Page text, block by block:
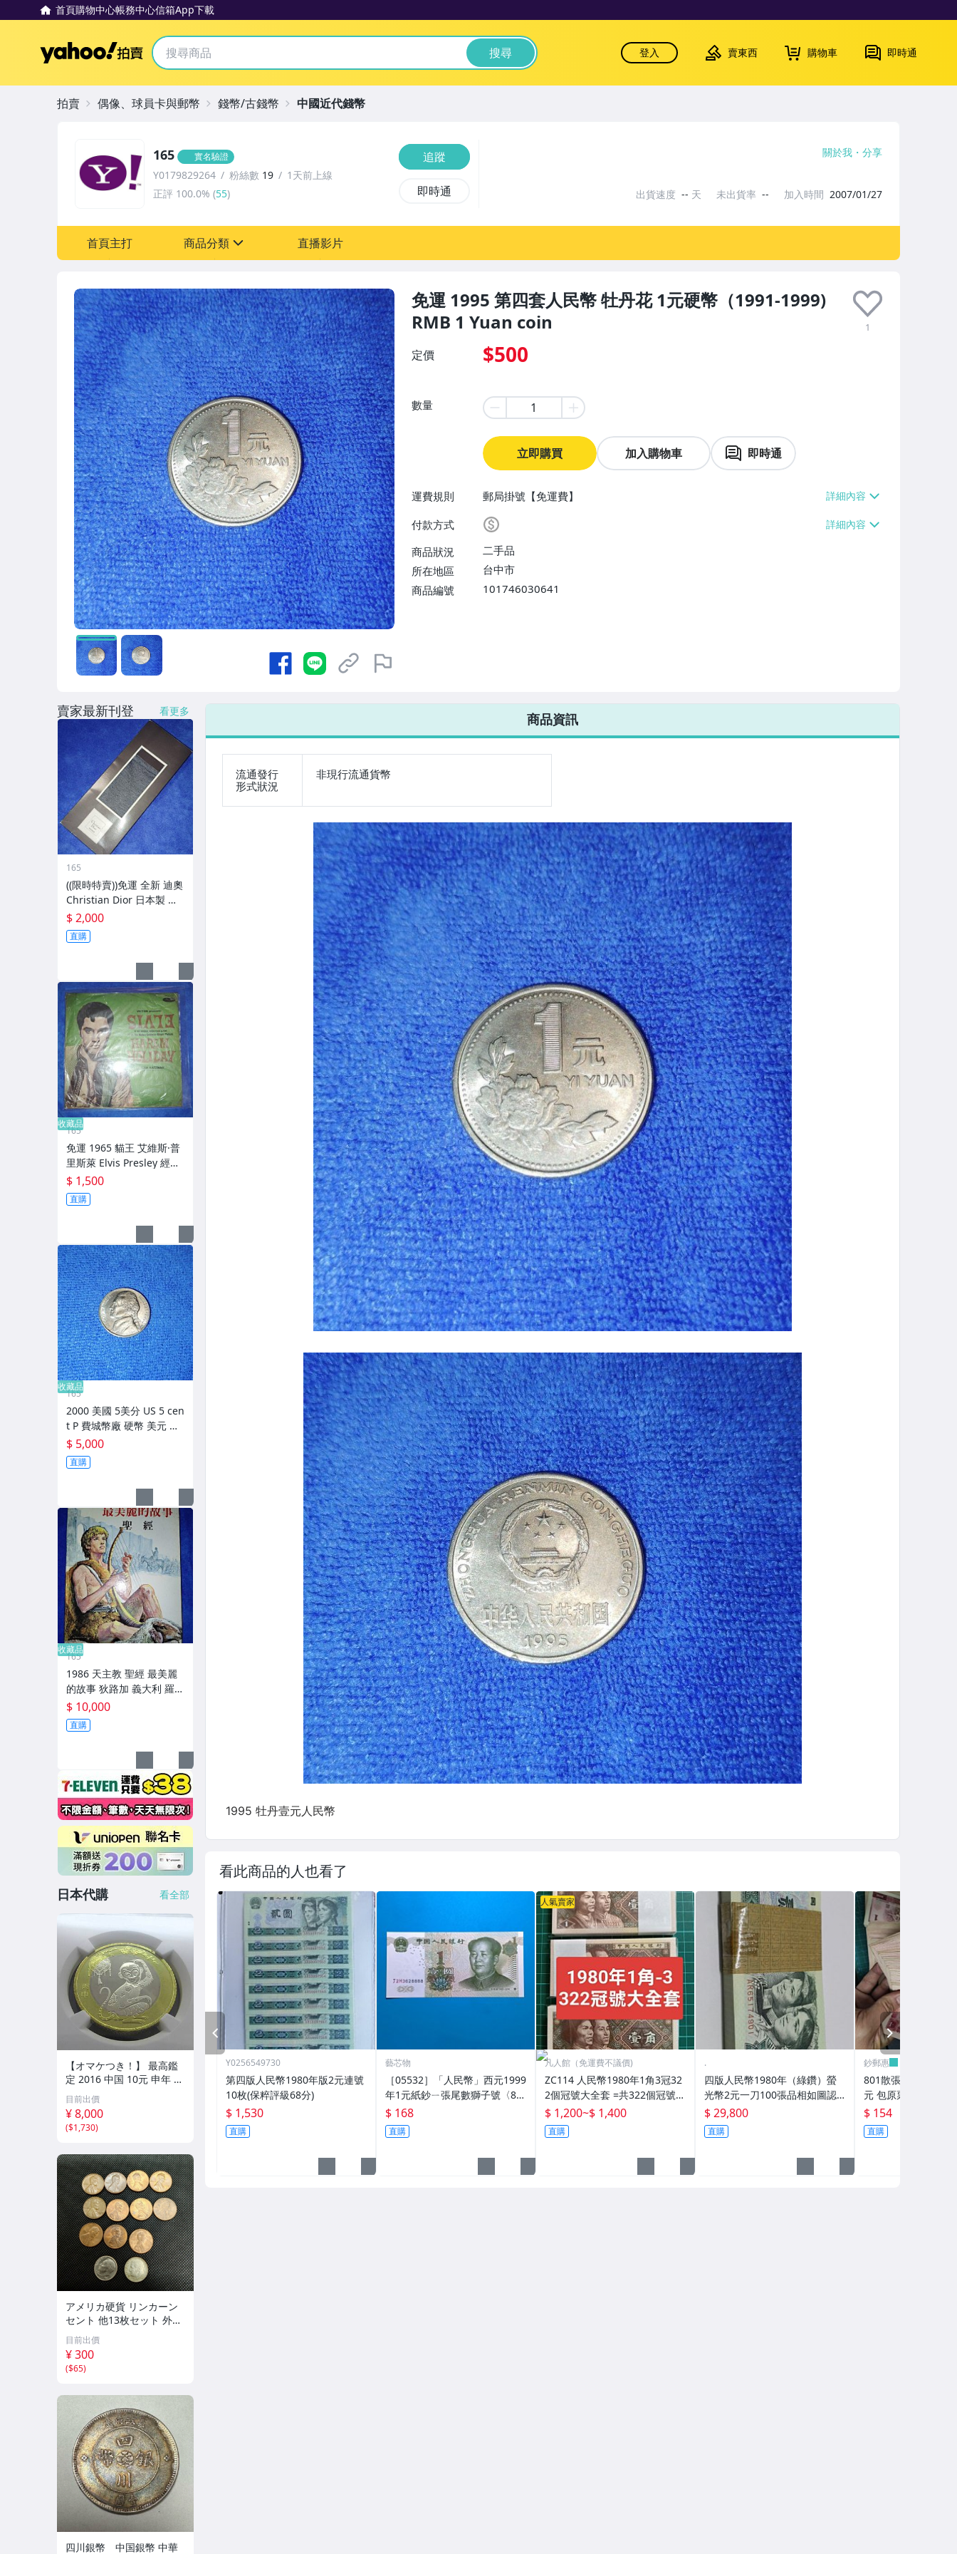
首頁購物中心帳務中心信箱App下載
Yahoo拍賣 搜尋 登入 賣東西 購物車 即時通
收藏品
免運 1995 第四套人民幣 牡丹花 1元硬幣（1991-1999)
RMB 1 Yuan coin
1
定價 $500
數量
立即購買 加入購物車 即時通
運費規則
郵局掛號【免運費】
付款方式
商品狀況
二手品
所在地區
台中市
商品編號
101746030641
165 實名驗證
Y0179829264 粉絲數 19
1天前上線
正評 100.0% (55)
追蹤
即時通
關於我 分享
出貨速度 -- 天 未出貨率 -- 加入時間 2007/01/27
首頁主打 商品分類
圖書/影音/文具
古董、藝術與礦石
手機、配件與通訊
電腦、平板與周邊
電玩遊戲與主機
運動、戶外與休閒
嬰幼兒與孕婦
汽機車精品百貨
玩具、模型與公仔
居家、家具與園藝
男性精品與服飾
偶像、球員卡與郵幣
手錶與飾品配件
女包精品與女鞋
家電與影音視聽
直播影片
拍賣 偶像、球員卡與郵幣 錢幣/古錢幣 中國近代錢幣
商品資訊
流通發行
形式狀況
非現行流通貨幣
看此商品的人也看了
Y0256549730
第四版人民幣1980年版2元連號
10枚(保粹評級68分)
$ 1,530
直購
藝芯物
［05532］「人民幣」西元1999
年1元紙鈔ㄧ張尾數獅子號〈88
88〉(全新/無折/如圖)真保
$ 168
直購
人氣賣家
凡人館（免運費不議價)
ZC114 人民幣1980年1角3冠32
2個冠號大全套 =共322個冠號各
一張 尾3同 99新 8001-3 壹角
第四版人民幣 第四套人民幣
$ 1,200~$ 1,400
直購
.
四版人民幣1980年（綠鑽）螢
光幣2元一刀100張品相如圖認
同再下標 腰帶有裂（不含腳
架）
$ 29,800
直購
鈔郵惠
801散張 第四版人民幣 1980年1
元 包原票 品相:流通品 具體品如
$ 154
直購
賣家最新刊登 看更多
165
((限時特賣))免運 全新 迪奧
Christian Dior 日本製 刺
繡男休閒襪 紳士襪 西裝薄
棉襪 高支數薄棉
$ 2,000
直購
收藏品
165
免運 1965 貓王 艾維斯·普
里斯萊 Elvis Presley 經典
音樂電影 哈雷姆假期 Hare
m Holiday 電影原聲 黑膠
唱片
$ 1,500
直購
收藏品
165
2000 美國 5美分 US 5 cen
t P 費城幣廠 硬幣 美元 美
金 USD nickel coin
$ 5,000
直購
收藏品
165
1986 天主教 聖經 最美麗
的故事 狄路加 義大利 羅馬
印製 Bible's Most Beautif
ul Stories Roma Italy
$ 10,000
直購
日本代購 看全部
【オマケつき！】 最高鑑
定 2016 中国 10元 申年 猿
バイメタル NGC MS69PL
プルーフライク 初期発行
金猴春ラベル アンティー
クコイン
目前出價
¥ 8,000
($1,730)
アメリカ硬貨 リンカーン
セント 他13枚セット 外国
コイン 古銭 コレクション
目前出價
¥ 300
($65)
四川銀幣 中国銀幣 中華